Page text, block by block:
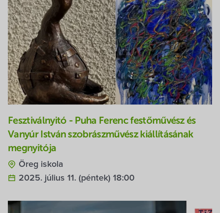
Egyebek
Fesztiválnyitó - Puha Ferenc festőművész és
Vanyúr István szobrászművész kiállításának
megnyitója
Öreg iskola
2025. július 11. (péntek) 18:00